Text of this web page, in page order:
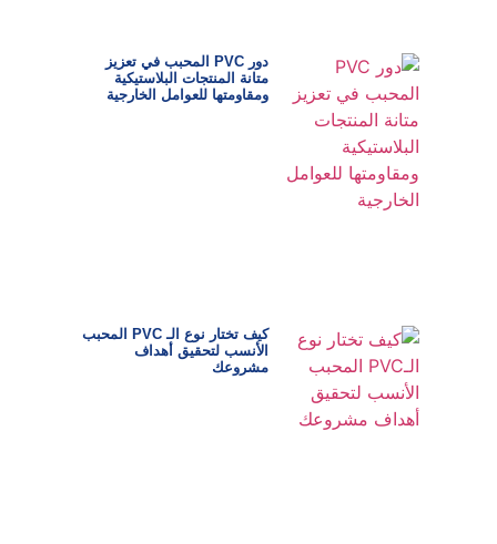
دور PVC المحبب في تعزيز
متانة المنتجات البلاستيكية
ومقاومتها للعوامل الخارجية
كيف تختار نوع الـ PVC المحبب
الأنسب لتحقيق أهداف
مشروعك